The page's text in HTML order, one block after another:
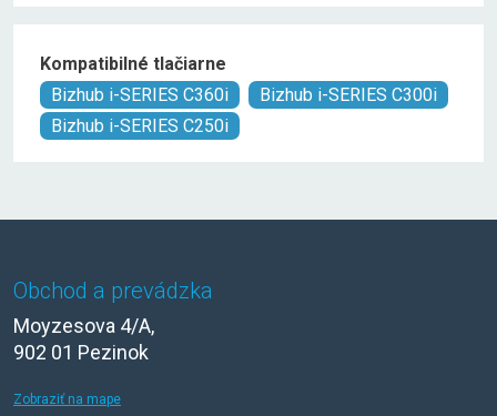
Kompatibilné tlačiarne
Bizhub i-SERIES C360i
Bizhub i-SERIES C300i
Bizhub i-SERIES C250i
Obchod a prevádzka
Moyzesova 4/A,
902 01 Pezinok
Zobraziť na mape